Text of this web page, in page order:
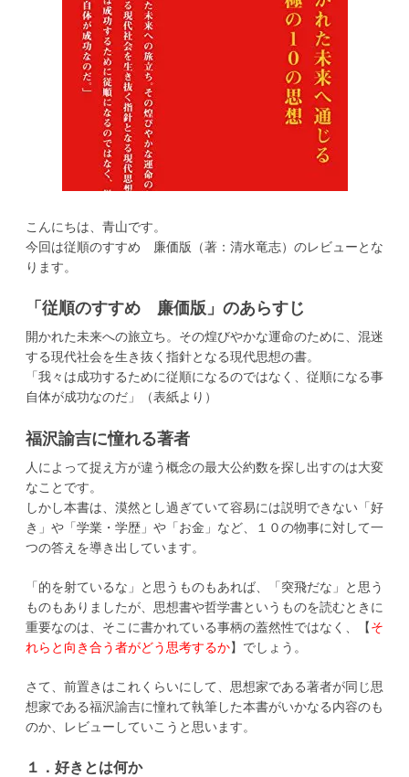
こんにちは、青山です。
今回は従順のすすめ 廉価版（著：清水竜志）のレビューとな
ります。
「従順のすすめ 廉価版」のあらすじ
開かれた未来への旅立ち。その煌びやかな運命のために、混迷
する現代社会を生き抜く指針となる現代思想の書。
「我々は成功するために従順になるのではなく、従順になる事
自体が成功なのだ」（表紙より）
福沢諭吉に憧れる著者
人によって捉え方が違う概念の最大公約数を探し出すのは大変
なことです。
しかし本書は、漠然とし過ぎていて容易には説明できない「好
き」や「学業・学歴」や「お金」など、１０の物事に対して一
つの答えを導き出しています。
「的を射ているな」と思うものもあれば、「突飛だな」と思う
ものもありましたが、思想書や哲学書というものを読むときに
重要なのは、そこに書かれている事柄の蓋然性ではなく、【そ
れらと向き合う者がどう思考するか】でしょう。
さて、前置きはこれくらいにして、思想家である著者が同じ思
想家である福沢諭吉に憧れて執筆した本書がいかなる内容のも
のか、レビューしていこうと思います。
１．好きとは何か